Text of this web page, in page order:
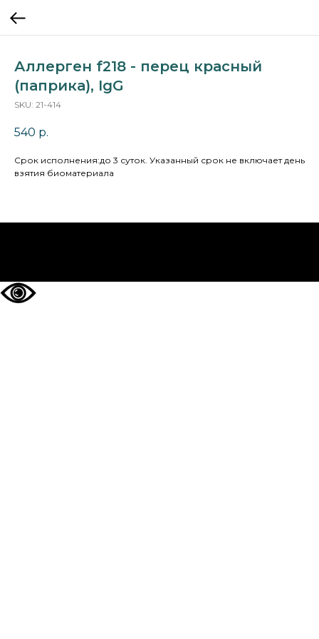
Аллерген f218 - перец красный
(паприка), IgG
SKU: 21-414
540 р.
Cрок исполнения:до 3 суток. Указанный срок не включает день
взятия биоматериала